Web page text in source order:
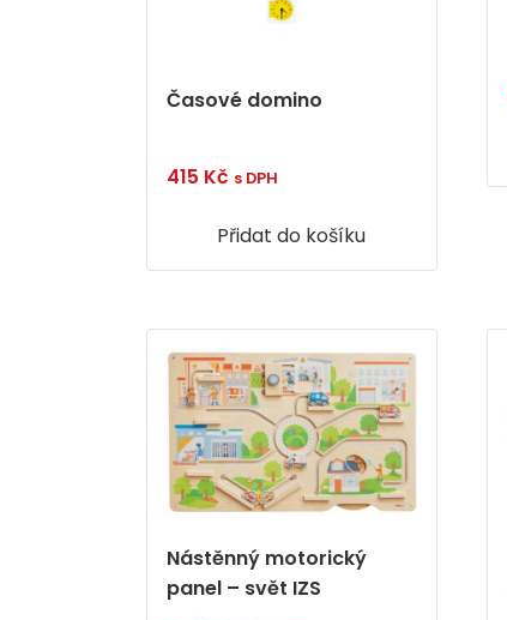
Časové domino
415 Kč s DPH
Přidat do košíku
Nástěnný motorický
panel – svět IZS